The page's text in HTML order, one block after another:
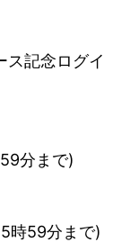
ス記念ログイ
分まで)
時59分まで)